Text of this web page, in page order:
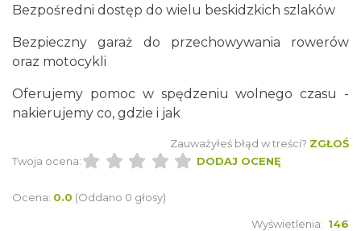
Bezpośredni dostęp do wielu beskidzkich szlaków
Bezpieczny garaż do przechowywania rowerów
oraz motocykli
Oferujemy pomoc w spędzeniu wolnego czasu -
nakierujemy co, gdzie i jak
Zauważyłeś błąd w treści? ZGŁOŚ
Twoja ocena:
DODAJ OCENĘ
Ocena: 0.0 (Oddano 0 głosy)
Wyświetlenia: 146